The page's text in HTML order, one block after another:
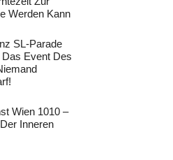
Werden Kann
SL-Parade
Event Des
Wien 1010 –
Inneren